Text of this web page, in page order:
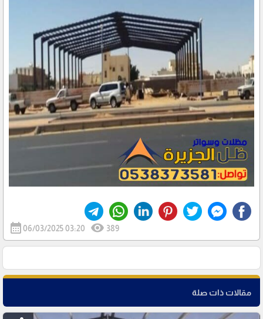
calendar_month06/03/2025 03:20 visibility 389
مقالات ذات صلة